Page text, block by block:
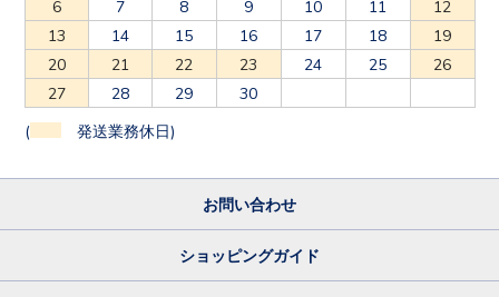
13
14 15 16 17 18
19
20
21 22 23 24 25
26
27
28 29 30
発送業務休日)
お問い合わせ
ショッピングガイド